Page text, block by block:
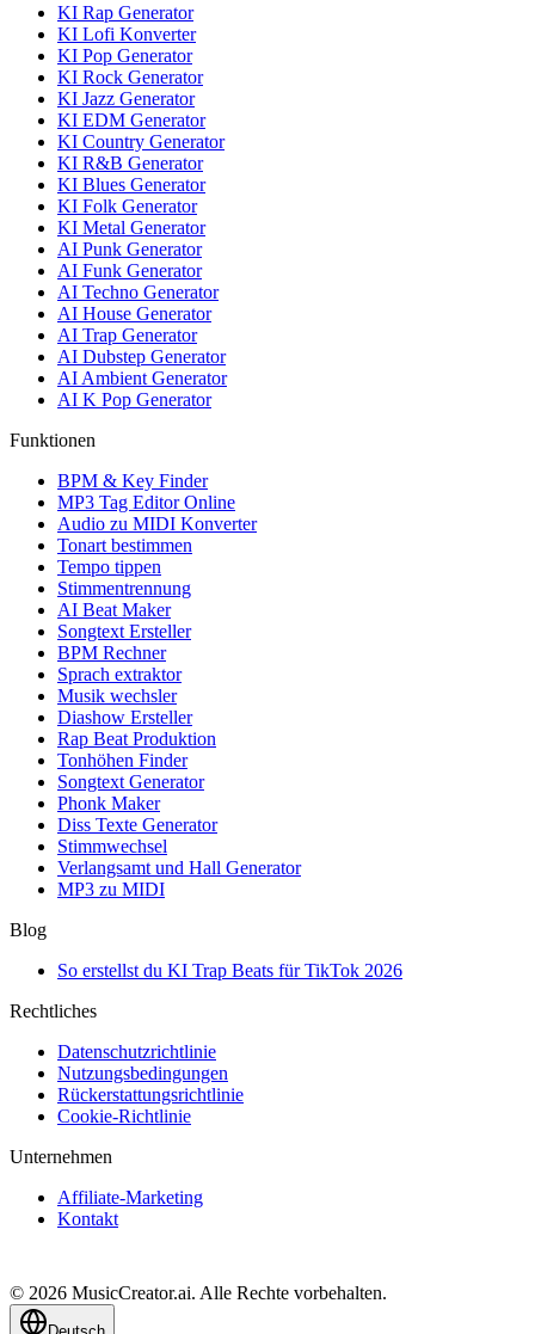
KI Rap Generator
KI Lofi Konverter
KI Pop Generator
KI Rock Generator
KI Jazz Generator
KI EDM Generator
KI Country Generator
KI R&B Generator
KI Blues Generator
KI Folk Generator
KI Metal Generator
AI Punk Generator
AI Funk Generator
AI Techno Generator
AI House Generator
AI Trap Generator
AI Dubstep Generator
AI Ambient Generator
AI K Pop Generator
Funktionen
BPM & Key Finder
MP3 Tag Editor Online
Audio zu MIDI Konverter
Tonart bestimmen
Tempo tippen
Stimmentrennung
AI Beat Maker
Songtext Ersteller
BPM Rechner
Sprach extraktor
Musik wechsler
Diashow Ersteller
Rap Beat Produktion
Tonhöhen Finder
Songtext Generator
Phonk Maker
Diss Texte Generator
Stimmwechsel
Verlangsamt und Hall Generator
MP3 zu MIDI
Blog
So erstellst du KI Trap Beats für TikTok 2026
Rechtliches
Datenschutzrichtlinie
Nutzungsbedingungen
Rückerstattungsrichtlinie
Cookie-Richtlinie
Unternehmen
Affiliate-Marketing
Kontakt
© 2026 MusicCreator.ai. Alle Rechte vorbehalten.